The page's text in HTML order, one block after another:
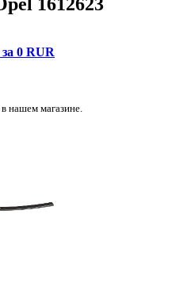
0 RUR
нашем магазине.